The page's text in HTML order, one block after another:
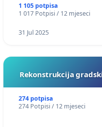
1 105 potpisa
1 017 Potpisi / 12 mjeseci
31 Jul 2025
Rekonstrukcija
274 potpisa
274 Potpisi / 12 mjeseci